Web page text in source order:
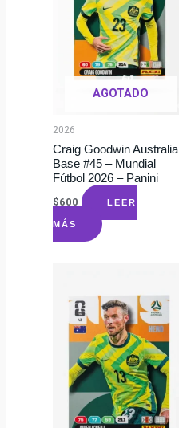
AGOTADO
2026
Craig Goodwin Australia
Base #45 – Mundial
Fútbol 2026 – Panini
$600 LEER
MÁS